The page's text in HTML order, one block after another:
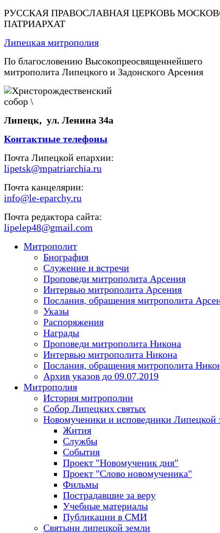
РУССКАЯ ПРАВОСЛАВНАЯ ЦЕРКОВЬ
ПАТРИАРХАТ
Липецкая митрополия
По благословению Высокопреосвященнейшего
митрополита Липецкого и Задонского Арсения
Липецк, ул. Ленина 34а
Контактные телефоны
Почта Липецкой епархии:
lipetsk@mpatriarchia.ru
Почта канцелярии:
info@le-eparchy.ru
Почта редактора сайта:
lipelep48@gmail.com
Митрополит
Биография
Служение и встречи
Проповеди митрополита Арсения
Интервью митрополита Арсения
Послания, обращения митрополита
Указы
Распоряжения
Награды
Проповеди митрополита Никона
Интервью митрополита Никона
Послания, обращения митрополита
Архив указов до 09.07.2019
Митрополия
История митрополии
Собор Липецких святых
Новомученики и исповедники Липецкой
Жития
Службы
События
Проект "Новомученик дня"
Проект "Слово новомученика"
Фильмы
Пострадавшие за веру
Учебные материалы
Публикации в СМИ
Святыни липецкой земли